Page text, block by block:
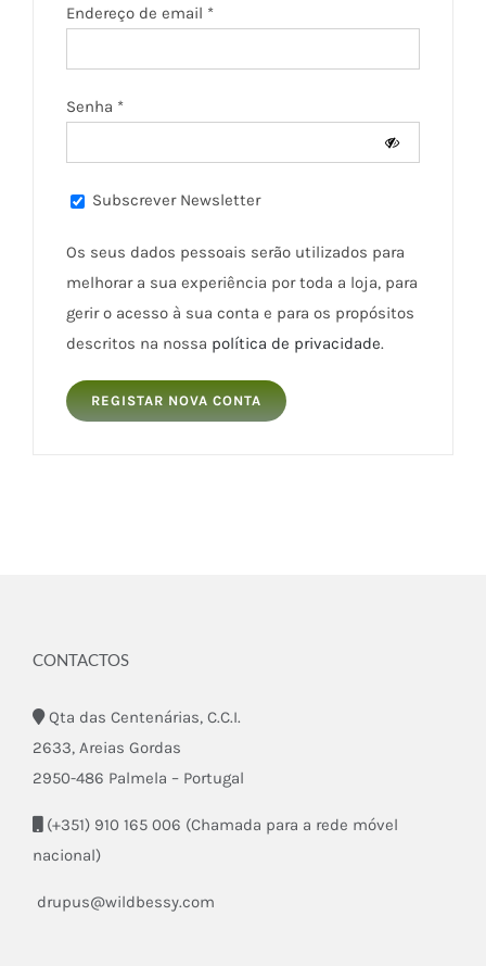
Endereço de email *Obrigatório
Senha *Obrigatório
Subscrever Newsletter
Os seus dados pessoais serão utilizados para
melhorar a sua experiência por toda a loja, para
gerir o acesso à sua conta e para os propósitos
descritos na nossa política de privacidade.
REGISTAR NOVA CONTA
CONTACTOS
Qta das Centenárias, C.C.I.
2633, Areias Gordas
2950-486 Palmela – Portugal
(+351) 910 165 006 (Chamada para a rede móvel
nacional)
drupus@wildbessy.com